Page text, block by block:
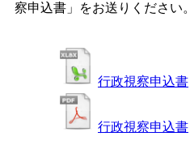
察申込書」をお送りください。
行政視察申込書
行政視察申込書